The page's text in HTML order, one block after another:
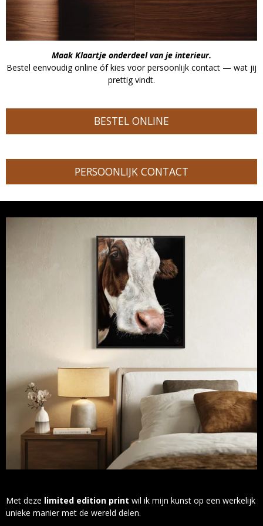
Maak Klaartje onderdeel van je interieur.
Bestel eenvoudig online óf kies voor persoonlijk contact — wat jij
prettig vindt.
BESTEL ONLINE
PERSOONLIJK CONTACT
Met deze limited edition print wil ik mijn kunst op een werkelijk
unieke manier met de wereld delen.